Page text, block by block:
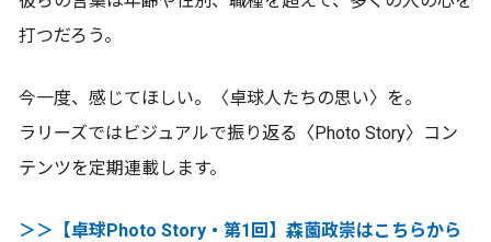
打つだろう。
今一度、感じてほしい。〈卓球人たちの思い〉を。
ラリーズではビジュアルで振り返る〈Photo Story〉コン
テンツを定期連載します。
＞＞【卓球Photo Story・第1回】森薗政崇はこちらから